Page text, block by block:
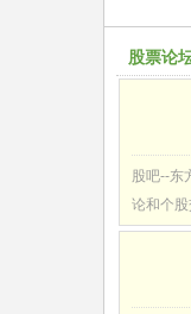
股票论
股吧--东
论和个股